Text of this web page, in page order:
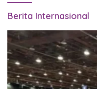
Berita Internasional